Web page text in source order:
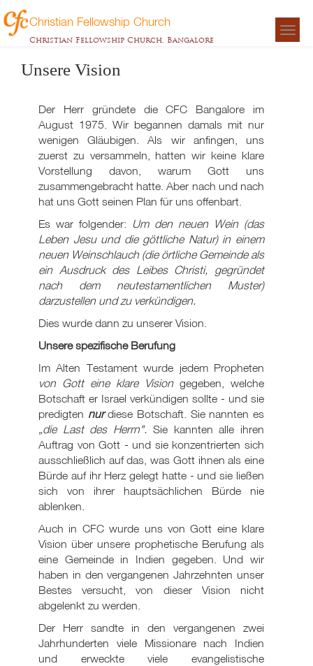
Christian Fellowship Church
Christian Fellowship Church, Bangalore
Unsere Vision
Der Herr gründete die CFC Bangalore im
August 1975. Wir begannen damals mit nur
wenigen Gläubigen. Als wir anfingen, uns
zuerst zu versammeln, hatten wir keine klare
Vorstellung davon, warum Gott uns
zusammengebracht hatte. Aber nach und nach
hat uns Gott seinen Plan für uns offenbart.
Es war folgender: Um den neuen Wein (das
Leben Jesu und die göttliche Natur) in einem
neuen Weinschlauch (die örtliche Gemeinde als
ein Ausdruck des Leibes Christi, gegründet
nach dem neutestamentlichen Muster)
darzustellen und zu verkündigen.
Dies wurde dann zu unserer Vision.
Unsere spezifische Berufung
Im Alten Testament wurde jedem Propheten
von Gott eine klare Visiongegeben, welche
Botschaft er Israel verkündigen sollte - und sie
predigten nurdiese Botschaft. Sie nannten es
„die Last des Herrn". Sie kannten alle ihren
Auftrag von Gott - und sie konzentrierten sich
ausschließlich auf das, was Gott ihnen als eine
Bürde auf ihr Herz gelegt hatte - und sie ließen
sich von ihrer hauptsächlichen Bürde nie
ablenken.
Auch in CFC wurde uns von Gott eine klare
Vision über unsere prophetische Berufung als
eine Gemeinde in Indien gegeben. Und wir
haben in den vergangenen Jahrzehnten unser
Bestes versucht, von dieser Vision nicht
abgelenkt zu werden.
Der Herr sandte in den vergangenen zwei
Jahrhunderten viele Missionare nach Indien
und erweckte viele evangelistische